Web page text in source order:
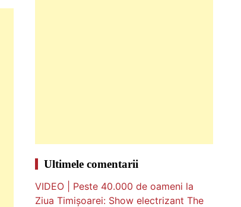
Ultimele comentarii
VIDEO | Peste 40.000 de oameni la
Ziua Timișoarei: Show electrizant The